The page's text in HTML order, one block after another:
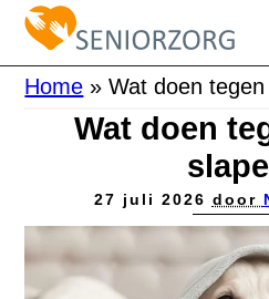
Home »Wat doen
Wat doen
27 juli 2026 door